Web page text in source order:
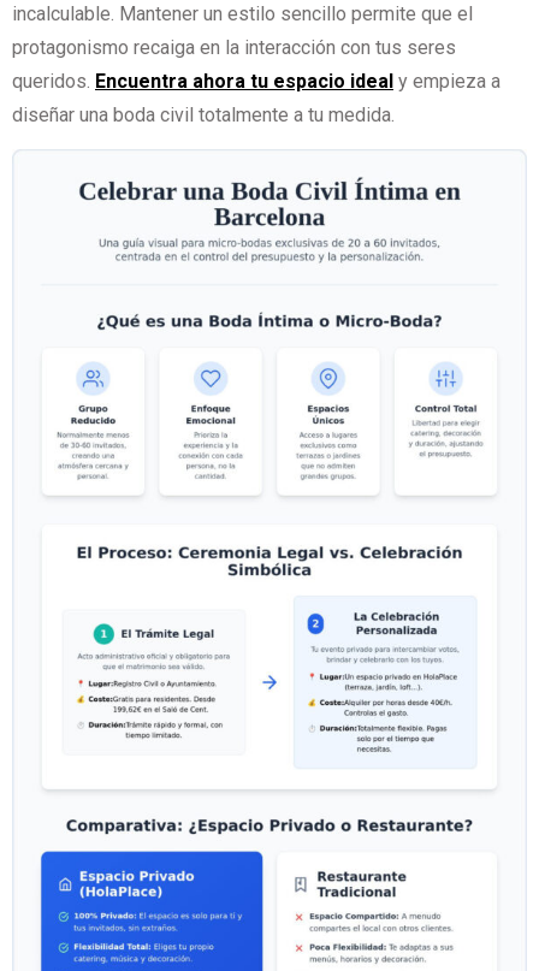
incalculable. Mantener un estilo sencillo permite que el
protagonismo recaiga en la interacción con tus seres
queridos. Encuentra ahora tu espacio ideal y empieza a
diseñar una boda civil totalmente a tu medida.